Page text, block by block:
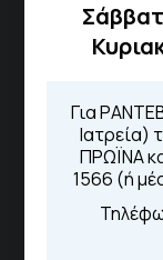
Για
Ιατρεία)
ΠΡΩΪΝΑ
1566 (ή
Για